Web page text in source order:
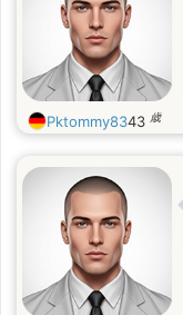
Pktommy8343 歳